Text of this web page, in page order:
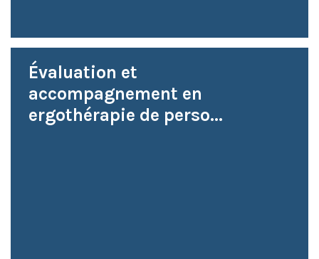
Évaluation et
accompagnement en
ergothérapie de perso...